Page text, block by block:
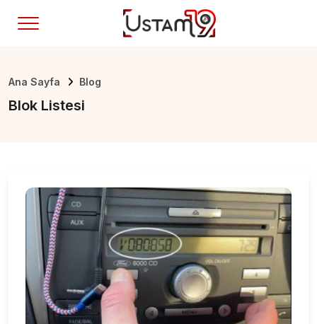
Ana Sayfa Blog
Blok Listesi